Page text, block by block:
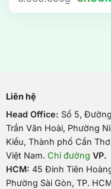
Liên hệ
Head Office: Số 5, Đường
Trần Văn Hoài, Phường
Kiều, Thành phố Cần
Việt Nam. Chỉ đường VP.
HCM: 45 Đinh Tiên
Phường Sài Gòn, TP.